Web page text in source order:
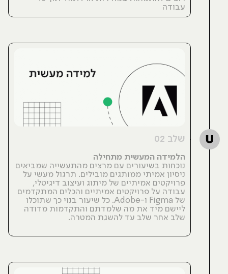
עבודה
שלב 02
הלמידה המעשית מתחילה
נוכחות בשיעורים עם מרצים מהתעשייה שמביאים
ניסיון אמיתי ממותגים מובילים. תרגול מעשי על
פרויקטים אמיתיים של מיתוג ועיצוב דיגיטלי,
עבודה על פרויקטים אמיתיים והכלים המתקדמים
של Figma ו-Adobe. כל שיעור בנוי כך שתוכלו
ליישם מיד את מה שלמדתם והתקדמות מדודה
שלב אחר שלב עד להשגת המטרה.